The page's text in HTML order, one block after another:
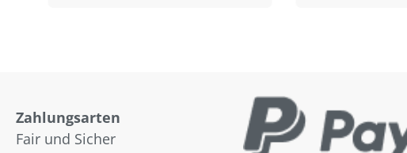
Zahlungsarten
Fair und Sicher